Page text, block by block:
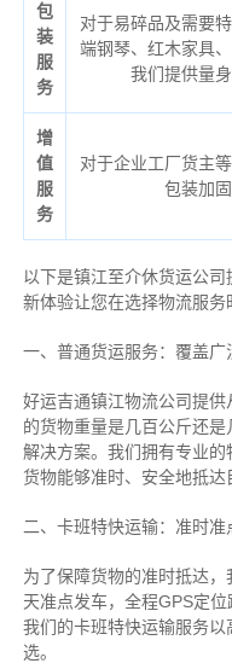
包
装
服
务
对于易碎品及需要
端钢琴、红木家具
我们提供量
增
值
服
务
对于企业工厂货主
包装加
以下是镇江至介休货运公
新体验让您在选择物流服务
一、普通货运服务：覆盖广
好运吉通镇江物流公司提
的货物重量是几百公斤还
解决方案。我们拥有专业
货物能够准时、安全地抵达
二、卡班特快运输：准时准
为了保障货物的准时抵达
天准点发车，全程GPS定位
我们的卡班特快运输服务
选。